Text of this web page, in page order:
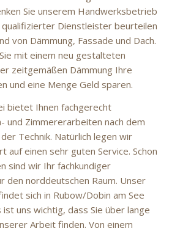
Sie unserem Handwerksbetrieb
qualifizierter Dienstleister beurteilen
von Dämmung, Fassade und Dach.
mit einem neu gestalteten
zeitgemäßen Dämmung Ihre
und eine Menge Geld sparen.
bietet Ihnen fachgerecht
und Zimmererarbeiten nach dem
Technik. Natürlich legen wir
auf einen sehr guten Service. Schon
sind wir Ihr fachkundiger
den norddeutschen Raum. Unser
sich in Rubow/Dobin am See
ist uns wichtig, dass Sie über lange
Arbeit finden. Von einem